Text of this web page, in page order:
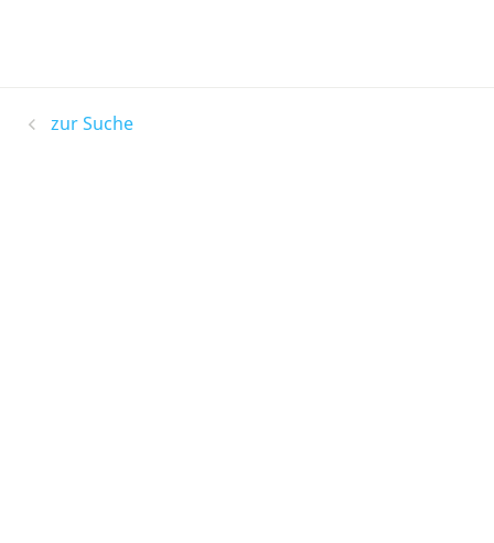
zur Suche